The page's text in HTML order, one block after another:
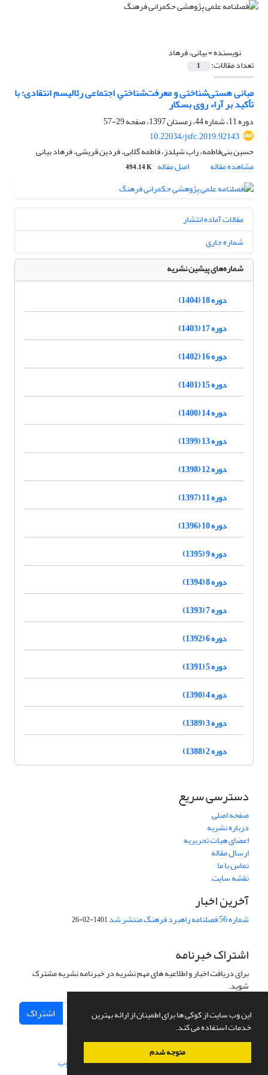
این وب سایت از کوکی ها برای اطمینان از ارائه بهترین
خدمات استفاده می کند.
متوجه شدم
نویسنده =بیانی، فرهاد
تعداد مقالات: 1
مبانی هستی‌شناختی و معرفت‌شناختیِ اجتماعی رئالیسم انتقادی؛ با
تأکید بر آراء روی بسکار
دوره 11، شماره 44، زمستان 1397، صفحه
29-57
10.22034/jsfc.2019.92143
حسین بنی‌فاطمه، راب شیلدز، فاطمه گلابی، فردین قریشی، فرهاد بیانی
مشاهده مقاله
اصل مقاله 494.14 K
مقالات آماده انتشار
شماره جاری
شماره‌های پیشین نشریه
دوره 18 (1404)
دوره 17 (1403)
دوره 16 (1402)
دوره 15 (1401)
دوره 14 (1400)
دوره 13 (1399)
دوره 12 (1398)
دوره 11 (1397)
دوره 10 (1396)
دوره 9 (1395)
دوره 8 (1394)
دوره 7 (1393)
دوره 6 (1392)
دوره 5 (1391)
دوره 4 (1390)
دوره 3 (1389)
دوره 2 (1388)
دسترسی سریع
صفحه اصلی
درباره نشریه
اعضای هیات تحریریه
ارسال مقاله
تماس با ما
نقشه سایت
آخرین اخبار
شماره 56 فصلنامه راهبرد فرهنگ منتشر شد 1401-02-26
اشتراک خبرنامه
برای دریافت اخبار و اطلاعیه های مهم نشریه در خبرنامه نشریه مشترک
شوید.
اشتراک
سامانه مدیریت نشریات علمی.طراحی و پیاده سازی از سیناوب